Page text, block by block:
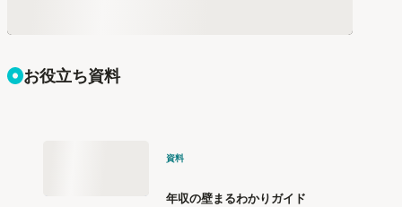
お役立ち資料
資料
年収の壁まるわかりガイド